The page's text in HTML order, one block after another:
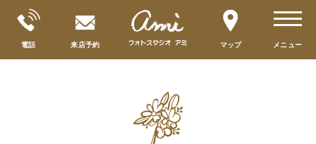
toggle
電話 来店予約 マップ メニュー